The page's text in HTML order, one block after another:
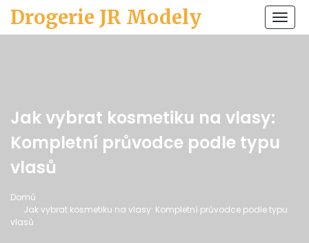
Drogerie JR Modely
Jak vybrat kosmetiku na vlasy:
Kompletní průvodce podle typu
vlasů
Domů
Jak vybrat kosmetiku na vlasy: Kompletní průvodce podle typu
vlasů